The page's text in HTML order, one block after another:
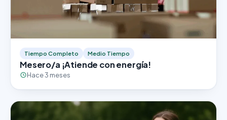
Tiempo Completo Medio Tiempo
Mesero/a ¡Atiende con energía!
Hace 3 meses